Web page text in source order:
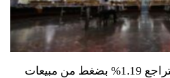
المؤشر الرئيسي للبورصة يتراجع 1.19% بضغط من مبيعات